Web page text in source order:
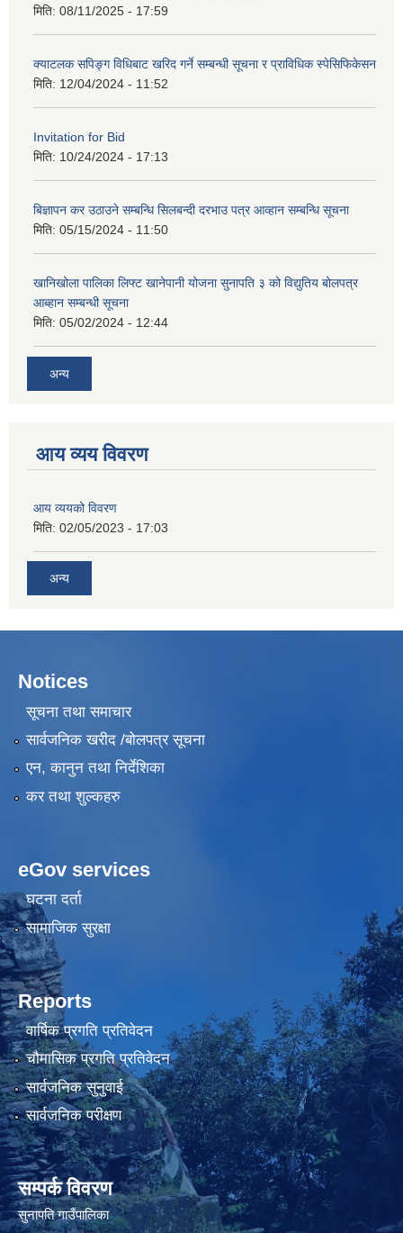
मिति: 08/11/2025 - 17:59
क्याटलक सपिङ्ग विधिबाट खरिद गर्ने सम्बन्धी सूचना र प्राविधिक स्पेसिफिकेसन
मिति: 12/04/2024 - 11:52
Invitation for Bid
मिति: 10/24/2024 - 17:13
बिज्ञापन कर उठाउने सम्बन्धि सिलबन्दी दरभाउ पत्र आव्हान सम्बन्धि सूचना
मिति: 05/15/2024 - 11:50
खानिखोला पालिका लिफ्ट खानेपानी योजना सुनापति ३ को विद्युतिय बोलपत्र
आब्हान सम्बन्धी सूचना
मिति: 05/02/2024 - 12:44
अन्य
आय व्यय विवरण
आय व्ययको विवरण
मिति: 02/05/2023 - 17:03
अन्य
Notices
सूचना तथा समाचार
सार्वजनिक खरीद /बोलपत्र सूचना
एन, कानुन तथा निर्देशिका
कर तथा शुल्कहरु
eGov services
घटना दर्ता
सामाजिक सुरक्षा
Reports
वार्षिक प्रगति प्रतिवेदन
चौमासिक प्रगति प्रतिवेदन
सार्वजनिक सुनुवाई
सार्वजनिक परीक्षण
सम्पर्क विवरण
सुनापति गाउँपालिका